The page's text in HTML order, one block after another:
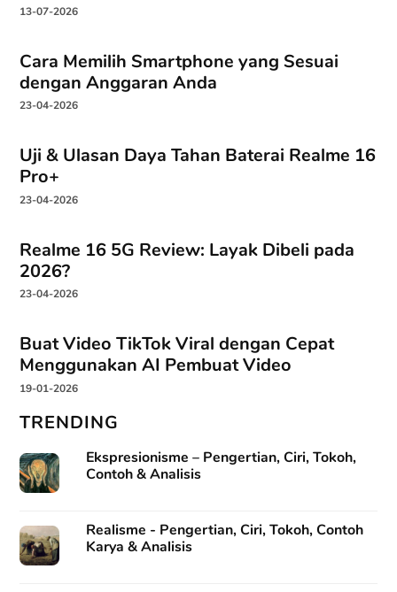
13-07-2026
Cara Memilih Smartphone yang Sesuai
dengan Anggaran Anda
23-04-2026
Uji & Ulasan Daya Tahan Baterai Realme 16
Pro+
23-04-2026
Realme 16 5G Review: Layak Dibeli pada
2026?
23-04-2026
Buat Video TikTok Viral dengan Cepat
Menggunakan AI Pembuat Video
19-01-2026
TRENDING
Ekspresionisme – Pengertian, Ciri, Tokoh,
Contoh & Analisis
Realisme - Pengertian, Ciri, Tokoh, Contoh
Karya & Analisis